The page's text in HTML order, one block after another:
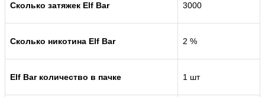
Сколько затяжек Elf Bar 3000
Сколько никотина Elf Bar 2 %
Elf Bar количество в пачке 1 шт